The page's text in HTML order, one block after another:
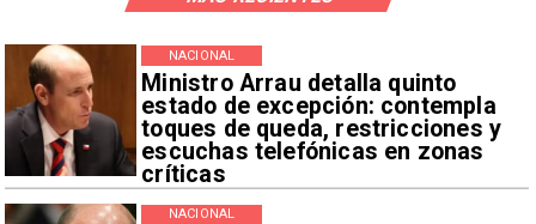
Ministro Arrau detalla quinto
estado de excepción: contempla
toques de queda, restricciones y
escuchas telefónicas en zonas
críticas
NACIONAL
NACIONAL